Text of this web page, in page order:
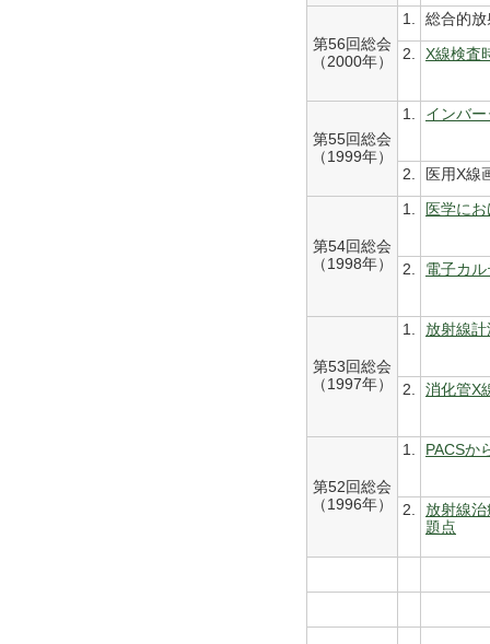
第56回総会
（2000年）
1. 総合的
2. X線検査
第55回総会
（1999年）
1. インバ
2. 医用X線
第54回総会
（1998年）
1. 医学に
2. 電子カ
第53回総会
（1997年）
1. 放射線
2. 消化管X
第52回総会
（1996年）
1. PACSか
2.
放射線
題点